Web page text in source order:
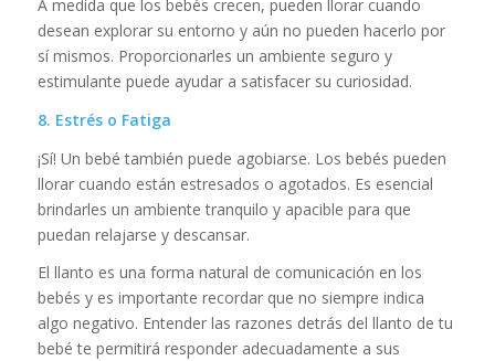
A medida que los bebés crecen, pueden llorar cuando
desean explorar su entorno y aún no pueden hacerlo por
sí mismos. Proporcionarles un ambiente seguro y
estimulante puede ayudar a satisfacer su curiosidad.
8. Estrés o Fatiga
¡Sí! Un bebé también puede agobiarse. Los bebés pueden
llorar cuando están estresados o agotados. Es esencial
brindarles un ambiente tranquilo y apacible para que
puedan relajarse y descansar.
El llanto es una forma natural de comunicación en los
bebés y es importante recordar que no siempre indica
algo negativo. Entender las razones detrás del llanto de tu
bebé te permitirá responder adecuadamente a sus